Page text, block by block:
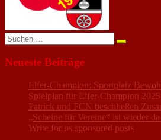
Suchen
nach:
Neueste Beiträge
Elfer-Champion: Sportplatz
Spielplan für Elfer-Champion
Patrick und FCN beschließen
„Scheine für Vereine“ ist wieder
Write for us sponsored posts